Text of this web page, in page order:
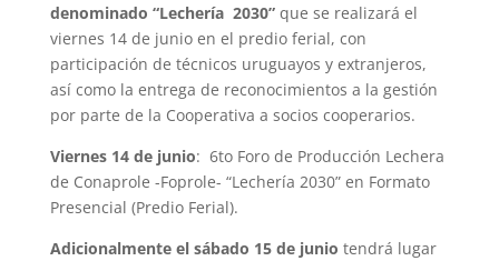
denominado “Lechería 2030”que se realizará el
viernes 14 de junio en el predio ferial, con
participación de técnicos uruguayos y extranjeros,
así como la entrega de reconocimientos a la gestión
por parte de la Cooperativa a socios cooperarios.
Viernes 14 de junio: 6to Foro de Producción Lechera
de Conaprole -Foprole- “Lechería 2030” en Formato
Presencial (Predio Ferial).
Adicionalmente el sábado 15 de junio tendrá lugar